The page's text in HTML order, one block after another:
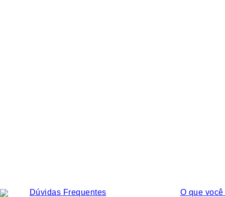
Dúvidas Frequentes O que